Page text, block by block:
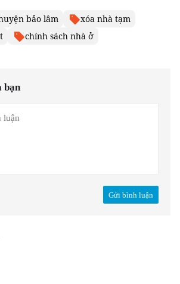
bảo lâm
xóa nhà tạm
chính sách nhà ở
bạn
Gửi bình luận